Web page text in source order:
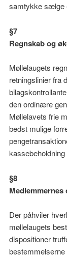
samtykke sælge
§7
Regnskab og
Møllelaugets
retningslinier fra
den ordinære
Møllelavets frie
bedst mulige
§8
Der påhviler
møllelaugets
dispositioner